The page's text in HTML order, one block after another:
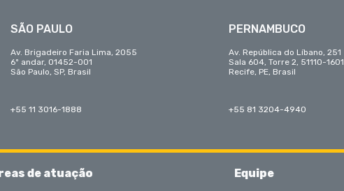
SÃO PAULO
Av. Brigadeiro Faria Lima, 2055
6º andar, 01452-001
São Paulo, SP, Brasil
+55 11 3016-1888
PERNAMBUCO
Av. República do Líbano, 251
Sala 604, Torre 2, 51110-1601
Recife, PE, Brasil
+55 81 3204-4940
de atuação Equipe